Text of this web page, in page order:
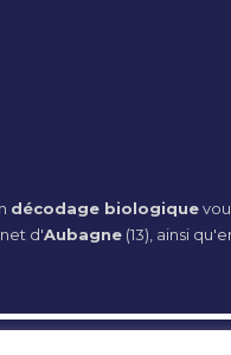
décodage biologique
d'Aubagne (13), ainsi